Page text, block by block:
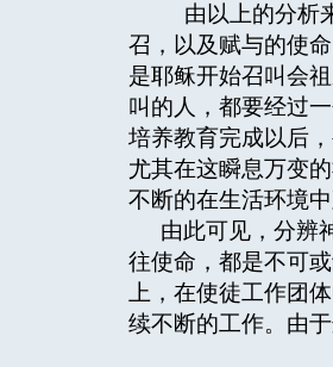
由以上的分析
召，以及赋与的使
是耶稣开始召叫会
叫的人，都要经过
培养教育完成以后
尤其在这瞬息万变
不断的在生活环境
由此可见，分辨
往使命，都是不可
上，在使徒工作团
续不断的工作。由